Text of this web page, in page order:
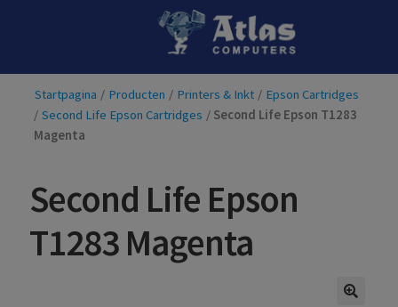
Ga
naar
navigatie
Ga
de
inhoud
Startpagina / Producten / Printers & Inkt / Epson Cartridges
/ Second Life Epson Cartridges / Second Life Epson T1283
Magenta
Second Life Epson
T1283 Magenta